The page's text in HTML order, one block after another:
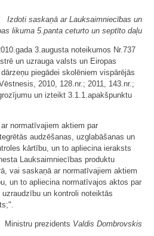
Izdoti saskaņā ar Lauksaimniecības un
likuma 5.panta ceturto un septīto daļu
3.augusta noteikumos Nr.737
un uzrauga valsts un Eiropas
piegādei skolēniem vispārējās
2010, 128.nr.; 2011, 143.nr.;
un izteikt 3.1.1.apakšpunktu
normatīvajiem aktiem par
audzēšanas, uzglabāšanas un
kārtību, un to apliecina ieraksts
Lauksaimniecības produktu
vai saskaņā ar normatīvajiem aktiem
un to apliecina normatīvajos aktos par
un kontroli noteiktās
Ministru prezidents Valdis Dombrovskis